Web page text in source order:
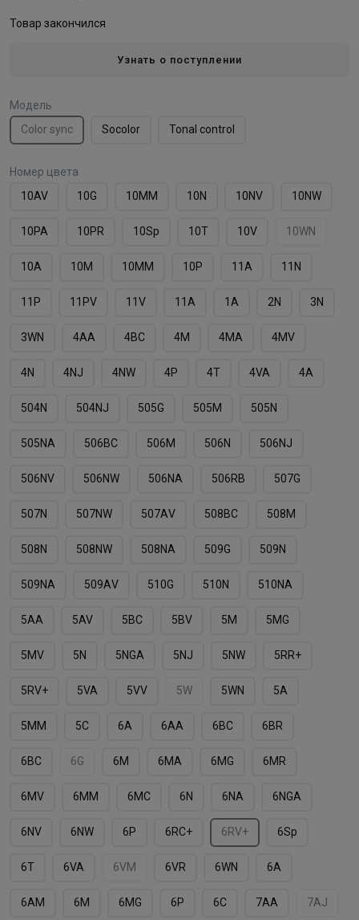
Товар закончился
Узнать о поступлении
Модель
Color sync
Socolor Tonal control
Номер цвета
10AV
10G 10MМ 10N 10NV 10NW
10PA 10PR 10Sp 10T 10V 10WN
10А 10М 10ММ 10Р 11A 11N
11P 11PV 11V 11А 1А 2N 3N
3WN 4AA 4BC 4M 4MA 4MV
4N 4NJ 4NW 4P 4T 4VA 4А
504N 504NJ 505G 505M 505N
505NА 506BC 506M 506N 506NJ
506NV 506NW 506NА 506RB 507G
507N 507NW 507АV 508BC 508M
508N 508NW 508NА 509G 509N
509NA 509АV 510G 510N 510NA
5AA 5AV 5BC 5BV 5M 5MG
5MV 5N 5NGA 5NJ 5NW 5RR+
5RV+ 5VA 5VV 5W 5WN 5А
5ММ 5С 6A 6AA 6BC 6BR
6BС 6G 6M 6MA 6MG 6MR
6MV 6MМ 6MС 6N 6NA 6NGA
6NV 6NW 6P 6RC+ 6RV+ 6Sp
6T 6VA 6VM 6VR 6WN 6А
6АM 6М 6МG 6Р 6С 7AA 7AJ